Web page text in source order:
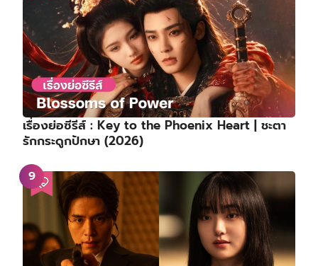
เรื่องย่อซีรีส์ : Key to the Phoenix Heart | ชะตา
รักกระดูกปักษา (2026)